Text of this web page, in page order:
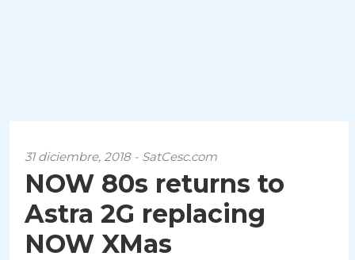
31 diciembre, 2018 - SatCesc.com
NOW 80s returns to
Astra 2G replacing
NOW XMas